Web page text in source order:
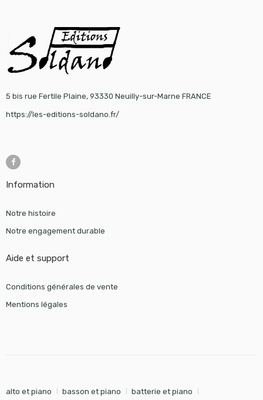
5 bis rue Fertile Plaine, 93330 Neuilly-sur-Marne FRANCE
https://les-editions-soldano.fr/
Information
Notre histoire
Notre engagement durable
Aide et support
Conditions générales de vente
Mentions légales
alto et piano basson et piano batterie et piano